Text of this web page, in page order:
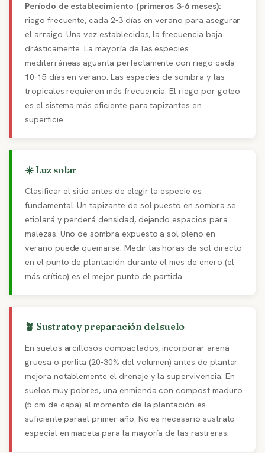
Período de establecimiento (primeros 3-6 meses):
riego frecuente, cada 2-3 días en verano para asegurar
el arraigo. Una vez establecidas, la frecuencia baja
drásticamente. La mayoría de las especies
mediterráneas aguanta perfectamente con riego cada
10-15 días en verano. Las especies de sombra y las
tropicales requieren más frecuencia. El riego por goteo
es el sistema más eficiente para tapizantes en
superficie.
☀️ Luz solar
Clasificar el sitio antes de elegir la especie es
fundamental. Un tapizante de sol puesto en sombra se
etiolará y perderá densidad, dejando espacios para
malezas. Uno de sombra expuesto a sol pleno en
verano puede quemarse. Medir las horas de sol directo
en el punto de plantación durante el mes de enero (el
más crítico) es el mejor punto de partida.
🪴 Sustrato y preparación del suelo
En suelos arcillosos compactados, incorporar arena
gruesa o perlita (20-30% del volumen) antes de plantar
mejora notablemente el drenaje y la supervivencia. En
suelos muy pobres, una enmienda con compost maduro
(5 cm de capa) al momento de la plantación es
suficiente parael primer año. No es necesario sustrato
especial en maceta para la mayoría de las rastreras.